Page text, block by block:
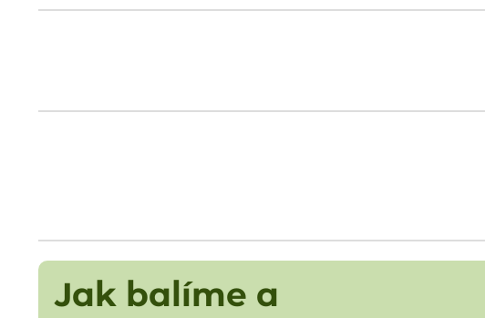
Jak balíme a